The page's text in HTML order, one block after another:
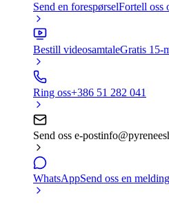
Send en forespørselFortell oss
Bestill videosamtaleGratis 15-
Ring oss+386 51 282 041
Send oss e-post
WhatsAppSend oss en melding